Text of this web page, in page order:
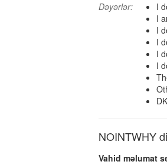
Dəyərlər:
I
I
I
I
I
I
NOINTWHY
Vahid məlumat